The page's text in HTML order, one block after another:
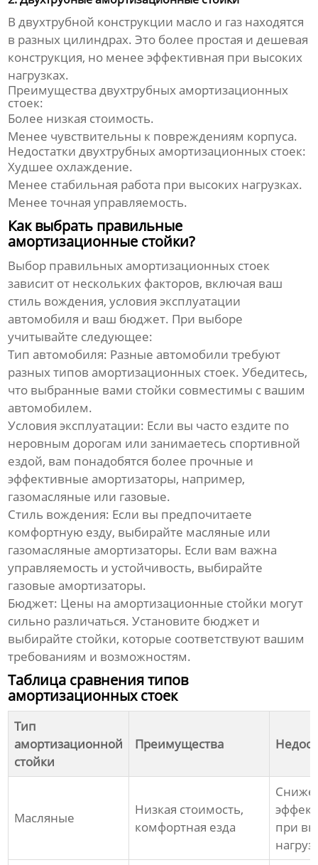
В двухтрубной конструкции масло и газ находятся
в разных цилиндрах. Это более простая и дешевая
конструкция, но менее эффективная при высоких
нагрузках.
Преимущества двухтрубных амортизационных
стоек:
Более низкая стоимость.
Менее чувствительны к повреждениям корпуса.
Недостатки двухтрубных амортизационных стоек:
Худшее охлаждение.
Менее стабильная работа при высоких нагрузках.
Менее точная управляемость.
Как выбрать правильные
амортизационные стойки?
Выбор правильныхамортизационных стоек
зависит от нескольких факторов, включая ваш
стиль вождения, условия эксплуатации
автомобиля и ваш бюджет. При выборе
учитывайте следующее:
Тип автомобиля: Разные автомобили требуют
разных типовамортизационных стоек. Убедитесь,
что выбранные вами стойки совместимы с вашим
автомобилем.
Условия эксплуатации: Если вы часто ездите по
неровным дорогам или занимаетесь спортивной
ездой, вам понадобятся более прочные и
эффективные амортизаторы, например,
газомасляные или газовые.
Стиль вождения: Если вы предпочитаете
комфортную езду, выбирайте масляные или
газомасляные амортизаторы. Если вам важна
управляемость и устойчивость, выбирайте
газовые амортизаторы.
Бюджет: Цены наамортизационные стойки могут
сильно различаться. Установите бюджет и
выбирайте стойки, которые соответствуют вашим
требованиям и возможностям.
Таблица сравнения типов
амортизационных стоек
Тип
амортизационной
стойки
Преимущества
Масляные
Низкая стоимость,
комфортная езда
при